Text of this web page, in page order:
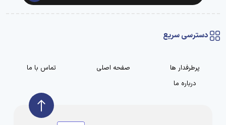
دسترسی سریع
پرطرفدار ها صفحه اصلی
تماس با ما
درباره ما